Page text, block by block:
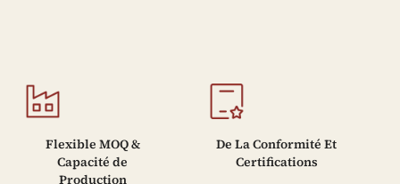
Flexible MOQ &
Capacité de
Production
De La Conformité Et
Certifications